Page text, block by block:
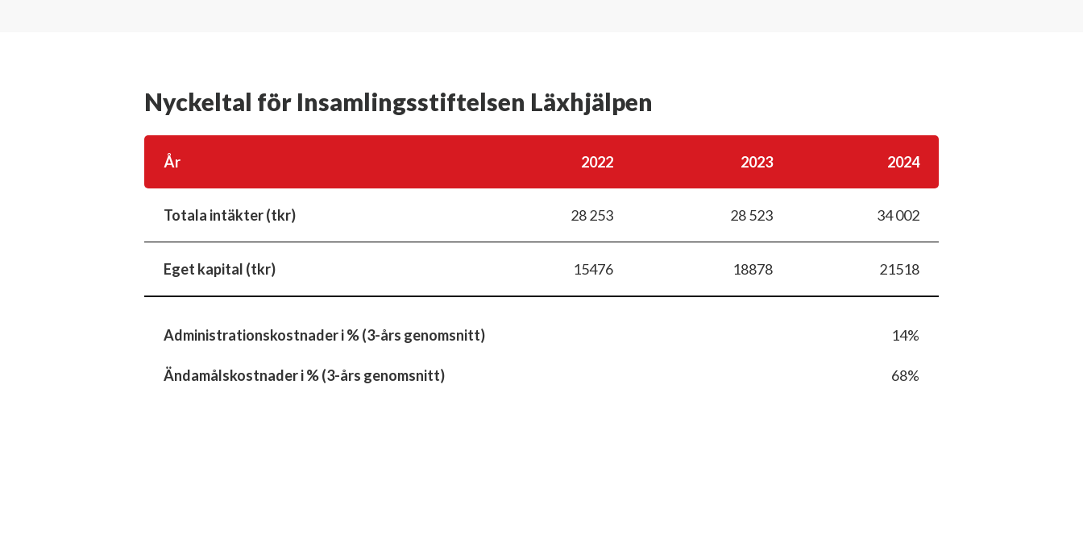
Nyckeltal för Insamlingsstiftelsen Läxhjälpen
År 2022 2023 2024
Totala intäkter (tkr) 28 253 28 523 34 002
Eget kapital (tkr) 15476 18878 21518
Administrationskostnader i % (3-års genomsnitt) 14%
Ändamålskostnader i % (3-års genomsnitt) 68%